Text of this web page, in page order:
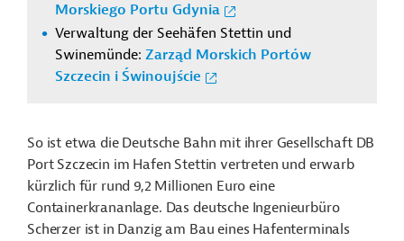
Morskiego Portu Gdynia
Verwaltung der Seehäfen Stettin und
Swinemünde: Zarząd Morskich Portów
Szczecin i Świnoujście
So ist etwa die Deutsche Bahn mit ihrer Gesellschaft DB
Port Szczecin im Hafen Stettin vertreten und erwarb
kürzlich für rund 9,2 Millionen Euro eine
Containerkrananlage. Das deutsche Ingenieurbüro
Scherzer ist in Danzig am Bau eines Hafenterminals